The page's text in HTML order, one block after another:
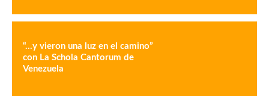
“…y vieron una luz en el camino”
con La Schola Cantorum de
Venezuela